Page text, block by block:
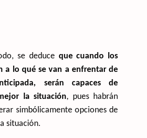
se deduce que cuando los
a lo qué se van a enfrentar de
serán capaces de
la situación, pues habrán
simbólicamente opciones de
situación.